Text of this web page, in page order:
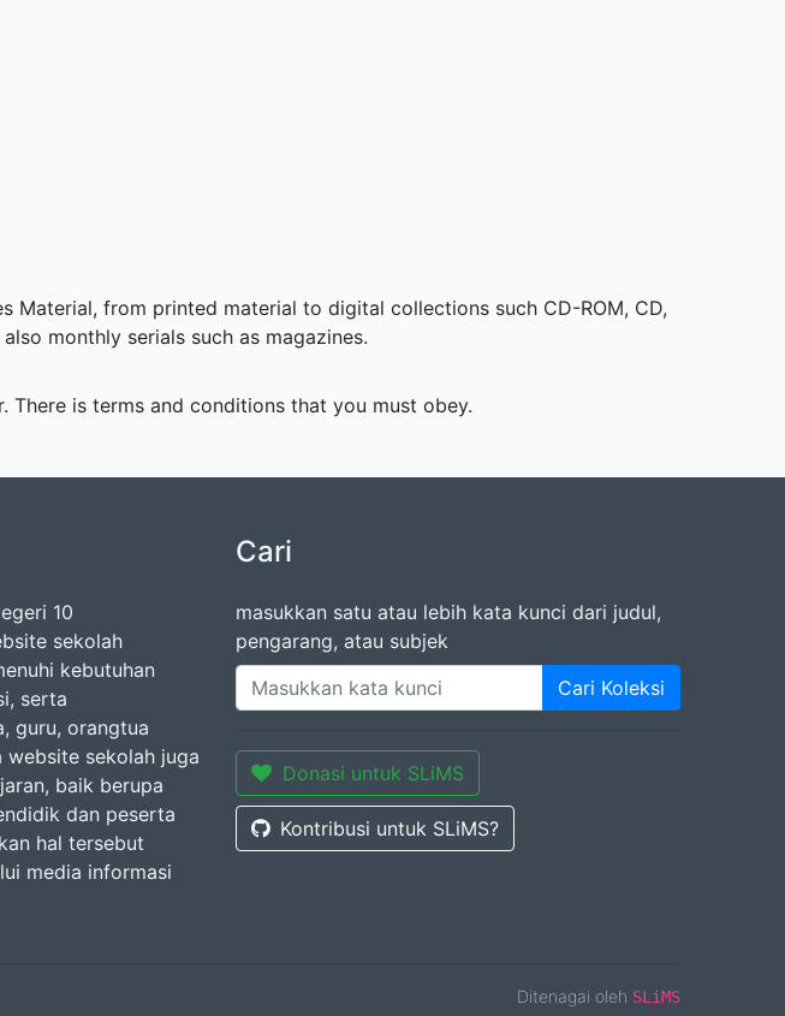
from printed material to digital collections such CD-ROM, CD,
monthly serials such as magazines.
is terms and conditions that you must obey.
10
sekolah
kebutuhan
serta
guru, orangtua
website sekolah juga
baik berupa
dan peserta
hal tersebut
media informasi
Cari
masukkan satu atau lebih kata kunci dari judul,
pengarang, atau subjek
Cari Koleksi
Donasi untuk SLiMS
Kontribusi untuk SLiMS?
Ditenagai oleh SLiMS